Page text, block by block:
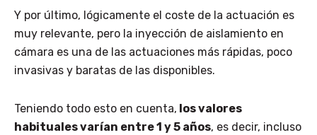
Y por último, lógicamente el coste de la actuación es
muy relevante, pero la inyección de aislamiento en
cámara es una de las actuaciones más rápidas, poco
invasivas y baratas de las disponibles.
Teniendo todo esto en cuenta, los valores
habituales varían entre 1 y 5 años, es decir, incluso